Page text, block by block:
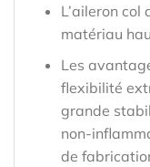
L’aileron
matériau
Les
flexibilité
grande
non-
de